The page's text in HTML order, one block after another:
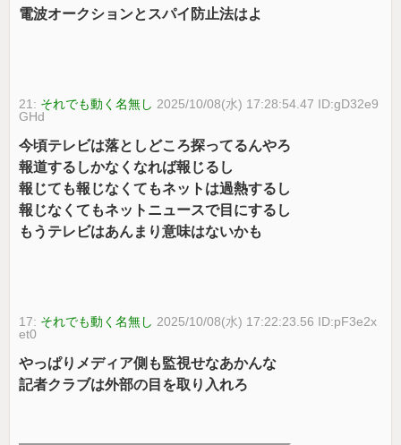
電波オークションとスパイ防止法はよ
21: それでも動く名無し 2025/10/08(水) 17:28:54.47 ID:gD32e9
GHd
今頃テレビは落としどころ探ってるんやろ
報道するしかなくなれば報じるし
報じても報じなくてもネットは過熱するし
報じなくてもネットニュースで目にするし
もうテレビはあんまり意味はないかも
17: それでも動く名無し 2025/10/08(水) 17:22:23.56 ID:pF3e2x
et0
やっぱりメディア側も監視せなあかんな
記者クラブは外部の目を取り入れろ